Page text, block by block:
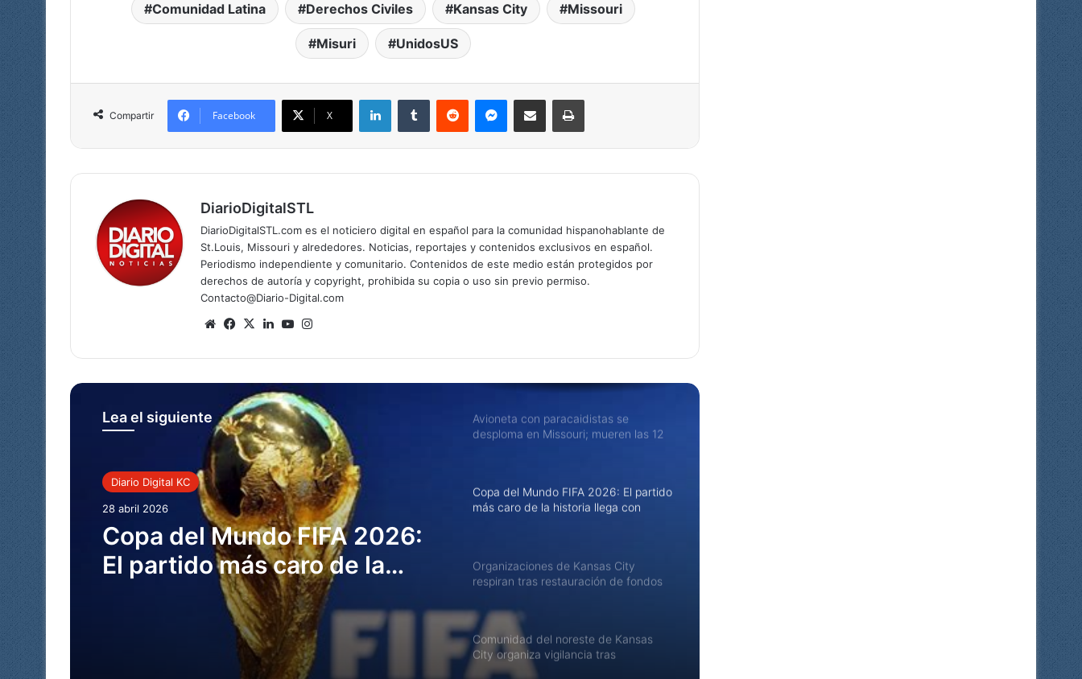
Comunidad Latina Derechos Civiles Kansas City Missouri
Misuri UnidosUS
Compartir Facebook X
LinkedInTumblr Reddit MessengerCompartir por correo electrónicoImprimir
DiarioDigitalSTL
DiarioDigitalSTL.com es el noticiero digital en español para la comunidad hispanohablante de
St.Louis, Missouri y alrededores. Noticias, reportajes y contenidos exclusivos en español.
Periodismo independiente y comunitario. Contenidos de este medio están protegidos por
derechos de autoría y copyright, prohibida su copia o uso sin previo permiso.
Contacto@Diario-Digital.com
SitioFacebook
X LinkedInYouTube
Lea el siguiente
Diario Digital KC
28 abril 2026
Copa del Mundo FIFA 2026:
El partido más caro de la
historia llega con boletos
imposibles, propinas
automáticas y fronteras
personas a bordo
Copa del Mundo FIFA 2026: El partido
automáticas y fronteras cerradas
federales de salud mental
Comunidad del noreste de Kansas
City organiza vigilancia tras
propuesta de mega centro de
Avioneta con paracaidistas se
desploma en Missouri; mueren las 12
Copa del Mundo FIFA 2026: El partido
más caro de la historia llega con
Organizaciones de Kansas City
respiran tras restauración de fondos
Comunidad del noreste de Kansas
City organiza vigilancia tras
avistamiento de agentes de ICE cerca